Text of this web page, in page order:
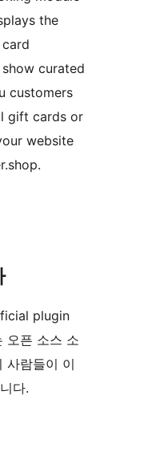
the
curated
customers
gift cards or
website
plugin
픈 소스 소
사람들이 이
다.